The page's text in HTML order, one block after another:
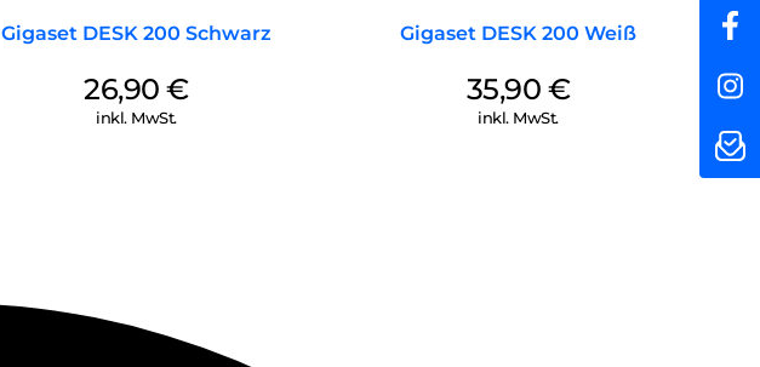
Gigaset DESK 200 Schwarz
26,90€
inkl. MwSt.
Gigaset DESK 200 Weiß
35,90 €
inkl. MwSt.